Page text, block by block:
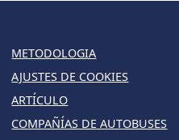
METODOLOGIA
AJUSTES DE COOKIES
ARTÍCULO
COMPAÑÍAS DE AUTOBUSES